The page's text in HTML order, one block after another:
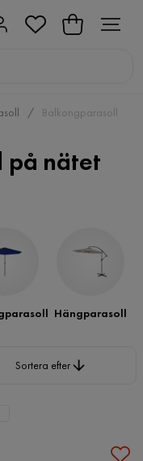
Balkongparasoll
på nätet
Hängparasoll
Sortera efter